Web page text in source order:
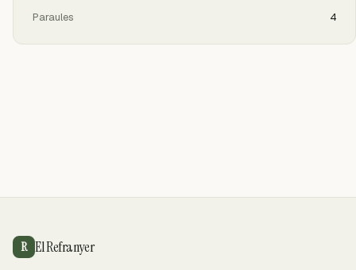
Paraules 4
R El Refranyer